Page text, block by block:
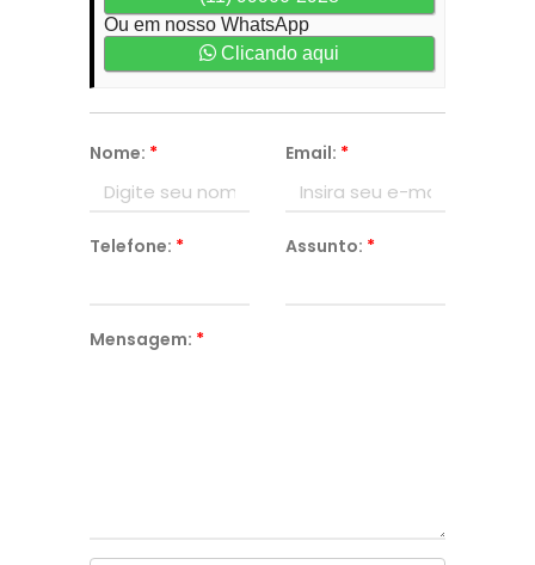
Ou em nosso WhatsApp
Clicando aqui
Nome: * Email: *
Telefone: * Assunto: *
Mensagem: *